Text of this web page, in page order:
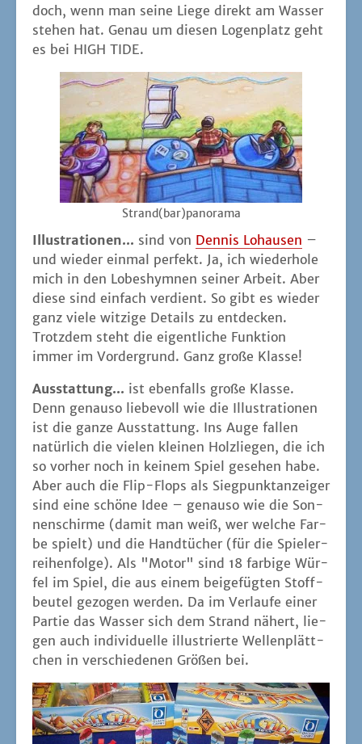
doch, wenn man sei­ne Lie­ge direkt am Was­ser
ste­hen hat. Genau um die­sen Logen­platz geht
es bei HIGH TIDE.
Strand(bar)panorama
Illus­tra­tio­nen... sind von Den­nis Lohau­sen –
und wie­der ein­mal per­fekt. Ja, ich wie­der­ho­le
mich in den Lobes­hym­nen sei­ner Arbeit. Aber
die­se sind ein­fach ver­dient. So gibt es wie­der
ganz vie­le wit­zi­ge Details zu ent­de­cken.
Trotz­dem steht die eigent­li­che Funk­ti­on
immer im Vor­der­grund. Ganz gro­ße Klasse!
Aus­stat­tung... ist eben­falls gro­ße Klas­se.
Denn genau­so lie­be­voll wie die Illus­tra­tio­nen
ist die gan­ze Aus­stat­tung. Ins Auge fal­len
natür­lich die vie­len klei­nen Holz­lie­gen, die ich
so vor­her noch in kei­nem Spiel gese­hen habe.
Aber auch die Flip-Flops als Sieg­punkt­an­zei­ger
sind eine schö­ne Idee – genau­so wie die Son­
nen­schir­me (damit man weiß, wer wel­che Far­
be spielt) und die Hand­tü­cher (für die Spie­l­er­
rei­hen­fol­ge). Als "Motor" sind 18 far­bi­ge Wür­
fel im Spiel, die aus einem bei­gefüg­ten Stoff­
beu­tel gezo­gen wer­den. Da im Ver­lau­fe einer
Par­tie das Was­ser sich dem Strand nähert, lie­
gen auch indi­vi­du­el­le illus­trier­te Wel­len­plätt­
chen in ver­schie­de­nen Grö­ßen bei.